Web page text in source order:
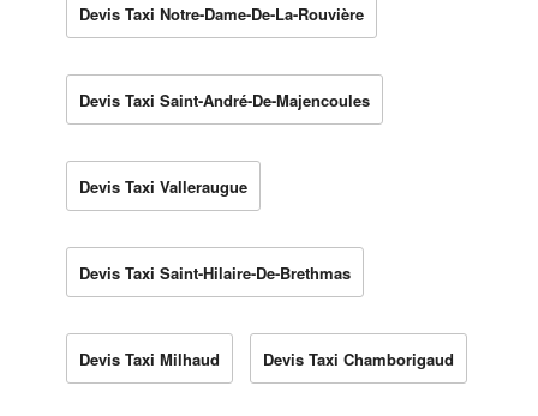
Devis Taxi Notre-Dame-De-La-Rouvière
Devis Taxi Saint-André-De-Majencoules
Devis Taxi Valleraugue
Devis Taxi Saint-Hilaire-De-Brethmas
Devis Taxi Milhaud Devis Taxi Chamborigaud